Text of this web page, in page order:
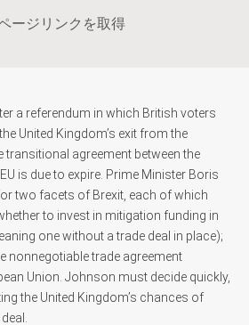
ージリンクを取得
a referendum in which British voters
United Kingdom’s exit from the
transitional agreement between the
is due to expire. Prime Minister Boris
two facets of Brexit, each of which
to invest in mitigation funding in
one without a trade deal in place);
nonnegotiable trade agreement
Union. Johnson must decide quickly,
the United Kingdom’s chances of